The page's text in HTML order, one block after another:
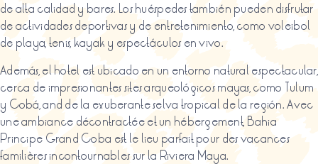
de alta calidad y bares. Los huéspedes también pueden disfrutar
de actividades deportivas y de entretenimiento, como voleibol
de playa, tenis, kayak y espectáculos en vivo.
Además, el hotel est ubicado en un entorno natural espectacular,
cerca de impresionantes sites arqueológicos mayas, como Tulum
y Cobá, and de la exuberante selva tropical de la región. Avec
une ambiance décontractée et un hébergement, Bahia
Principe Grand Coba est le lieu parfait pour des vacances
familières incontournables sur la Riviera Maya.